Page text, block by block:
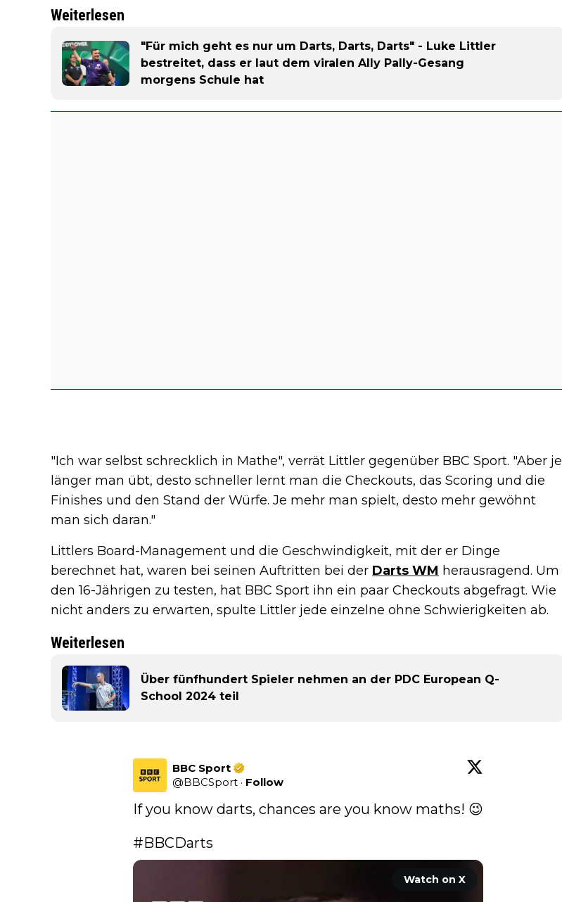
Weiterlesen
"Für mich geht es nur um Darts, Darts, Darts" - Luke Littler
bestreitet, dass er laut dem viralen Ally Pally-Gesang
morgens Schule hat
"Ich war selbst schrecklich in Mathe", verrät Littler gegenüber BBC Sport. "Aber je
länger man übt, desto schneller lernt man die Checkouts, das Scoring und die
Finishes und den Stand der Würfe. Je mehr man spielt, desto mehr gewöhnt
man sich daran."
Littlers Board-Management und die Geschwindigkeit, mit der er Dinge
berechnet hat, waren bei seinen Auftritten bei der Darts WM herausragend. Um
den 16-Jährigen zu testen, hat BBC Sport ihn ein paar Checkouts abgefragt. Wie
nicht anders zu erwarten, spulte Littler jede einzelne ohne Schwierigkeiten ab.
Weiterlesen
Über fünfhundert Spieler nehmen an der PDC European Q-
School 2024 teil
BBC Sport
@BBCSport · Follow
If you know darts, chances are you know maths! 😉
#BBCDarts
Watch on X